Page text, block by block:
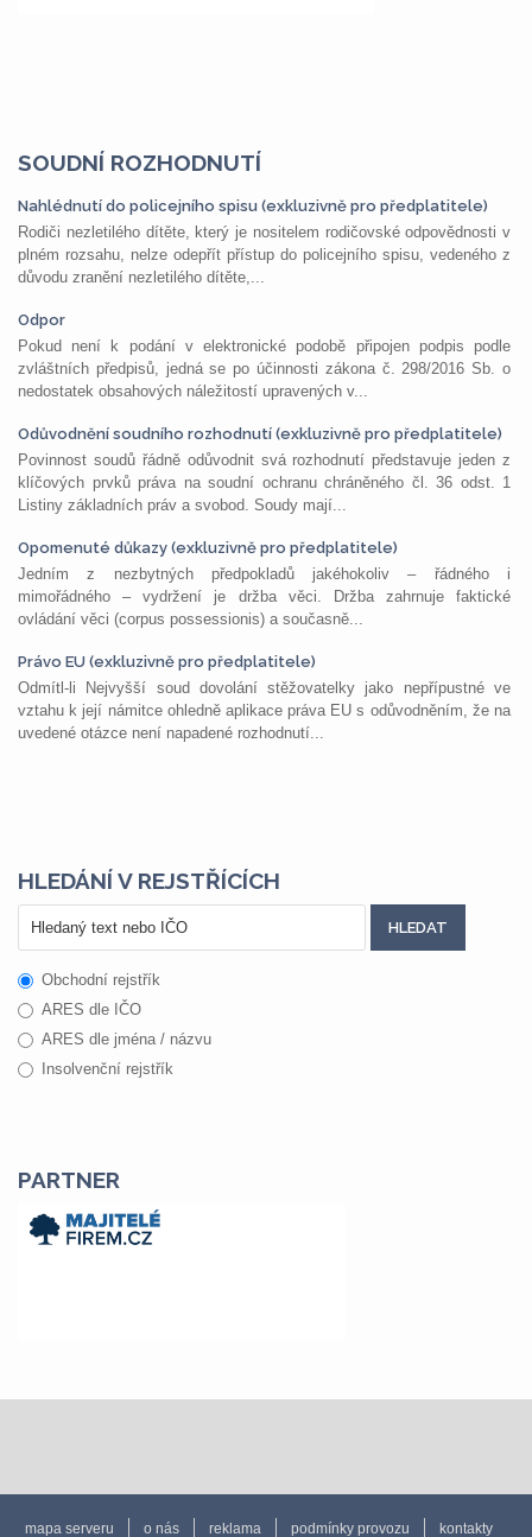
SOUDNÍ ROZHODNUTÍ
Nahlédnutí do policejního spisu (exkluzivně pro předplatitele)
Rodiči nezletilého dítěte, který je nositelem rodičovské odpovědnosti v
plném rozsahu, nelze odepřít přístup do policejního spisu, vedeného z
důvodu zranění nezletilého dítěte,...
Odpor
Pokud není k podání v elektronické podobě připojen podpis podle
zvláštních předpisů, jedná se po účinnosti zákona č. 298/2016 Sb. o
nedostatek obsahových náležitostí upravených v...
Odůvodnění soudního rozhodnutí (exkluzivně pro předplatitele)
Povinnost soudů řádně odůvodnit svá rozhodnutí představuje jeden z
klíčových prvků práva na soudní ochranu chráněného čl. 36 odst. 1
Listiny základních práv a svobod. Soudy mají...
Opomenuté důkazy (exkluzivně pro předplatitele)
Jedním z nezbytných předpokladů jakéhokoliv – řádného i
mimořádného – vydržení je držba věci. Držba zahrnuje faktické
ovládání věci (corpus possessionis) a současně...
Právo EU (exkluzivně pro předplatitele)
Odmítl-li Nejvyšší soud dovolání stěžovatelky jako nepřípustné ve
vztahu k její námitce ohledně aplikace práva EU s odůvodněním, že na
uvedené otázce není napadené rozhodnutí...
HLEDÁNÍ V REJSTŘÍCÍCH
Obchodní rejstřík
ARES dle IČO
ARES dle jména / názvu
Insolvenční rejstřík
PARTNER
mapa serveru o nás reklama podmínky provozu kontakty